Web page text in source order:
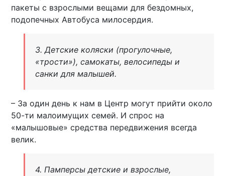
пакеты с взрослыми вещами для бездомных,
подопечных Автобуса милосердия.
3. Детские коляски (прогулочные,
«трости»), самокаты, велосипеды и
санки для малышей.
– За один день к нам в Центр могут прийти около
50-ти малоимущих семей. И спрос на
«малышовые» средства передвижения всегда
велик.
4. Памперсы детские и взрослые,